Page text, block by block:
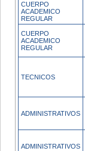
CUERPO
ACADEMICO
REGULAR
CUERPO
ACADEMICO
REGULAR
TECNICOS
ADMINISTRATIVOS
ADMINISTRATIVOS